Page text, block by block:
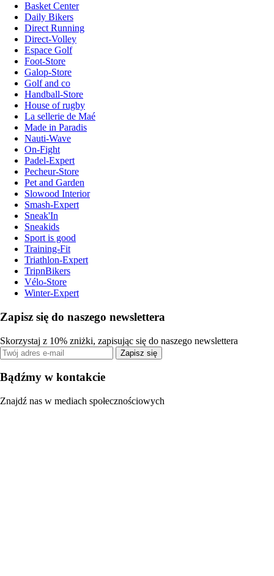
Basket Center
Daily Bikers
Direct Running
Direct-Volley
Espace Golf
Foot-Store
Galop-Store
Golf and co
Handball-Store
House of rugby
La sellerie de Maé
Made in Paradis
Nauti-Wave
On-Fight
Padel-Expert
Pecheur-Store
Pet and Garden
Slowood Interior
Smash-Expert
Sneak'In
Sneakids
Sport is good
Training-Fit
Triathlon-Expert
TripnBikers
Vélo-Store
Winter-Expert
Zapisz się do naszego newslettera
Skorzystaj z 10% zniżki, zapisując się do naszego newslettera
Zapisz się
Bądźmy w kontakcie
Znajdź nas w mediach społecznościowych